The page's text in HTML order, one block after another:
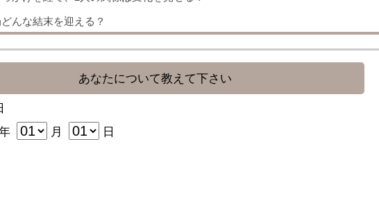
んな結末を迎える？
あなたについて教えて下さい
月
日